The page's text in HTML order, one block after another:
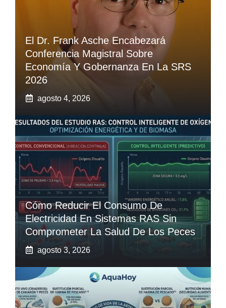
El Dr. Frank Asche Encabezará
Conferencia Magistral Sobre
Economía Y Gobernanza En La SRS
2026
agosto 4, 2026
Cómo Reducir El Consumo De
Electricidad En Sistemas RAS Sin
Comprometer La Salud De Los Peces
agosto 3, 2026